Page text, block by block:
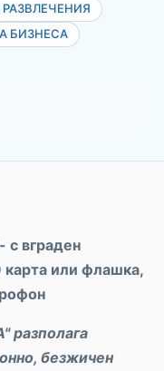
БИЗНЕСА
с вграден
карта или флашка,
разполага
безжичен